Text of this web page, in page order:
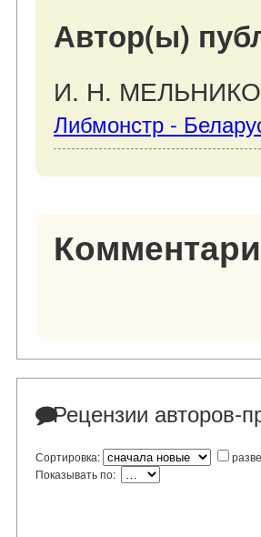
Автор(ы)
И. Н.
Либмонстр -
Рецензии авторов-
Сортировка:
Показывать по: